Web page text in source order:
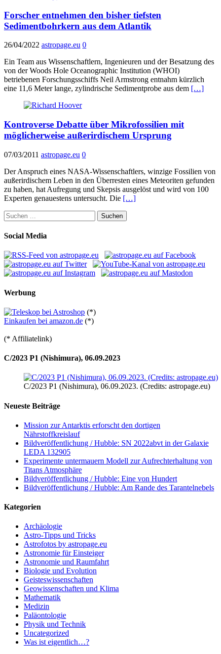
Forscher entnehmen den bisher tiefsten
Sedimentbohrkern aus dem Atlantik
26/04/2022 astropage.eu 0
Ein Team aus Wissenschaftlern, Ingenieuren und der Besatzung des
von der Woods Hole Oceanographic Institution (WHOI)
betriebenen Forschungsschiffs Neil Armstrong entnahm kürzlich
eine 11,6 Meter lange, zylindrische Sedimentprobe aus dem […]
Kontroverse Debatte über Mikrofossilien mit
möglicherweise außerirdischem Ursprung
07/03/2011 astropage.eu 0
Der Anspruch eines NASA-Wissenschaftlers, winzige Fossilien von
außerirdischem Leben in den Überresten eines Meteoriten gefunden
zu haben, hat Aufregung und Skepsis ausgelöst und wird von 100
Experten genauestens untersucht. Die […]
Suchen
nach:
Social Media
Werbung
(*)
Einkaufen bei amazon.de (*)
(* Affiliatelink)
C/2023 P1 (Nishimura), 06.09.2023
C/2023 P1 (Nishimura), 06.09.2023. (Credits: astropage.eu)
Neueste Beiträge
Mission zur Antarktis erforscht den dortigen
Nährstoffkreislauf
Bildveröffentlichung / Hubble: SN 2022abvt in der Galaxie
LEDA 132905
Experimente untermauern Modell zur Aufrechterhaltung von
Titans Atmosphäre
Bildveröffentlichung / Hubble: Eine von Hundert
Bildveröffentlichung / Hubble: Am Rande des Tarantelnebels
Kategorien
Archäologie
Astro-Tipps und Tricks
Astrofotos by astropage.eu
Astronomie für Einsteiger
Astronomie und Raumfahrt
Biologie und Evolution
Geisteswissenschaften
Geowissenschaften und Klima
Mathematik
Medizin
Paläontologie
Physik und Technik
Uncategorized
Was ist eigentlich…?